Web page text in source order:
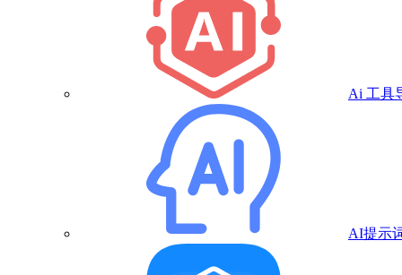
Ai 工具
AI提示